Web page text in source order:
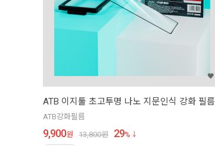
ATB 이지툴 초고투명 나노 지문인식 강화 필름
ATB강화필름
9,900원 13,800원 29%